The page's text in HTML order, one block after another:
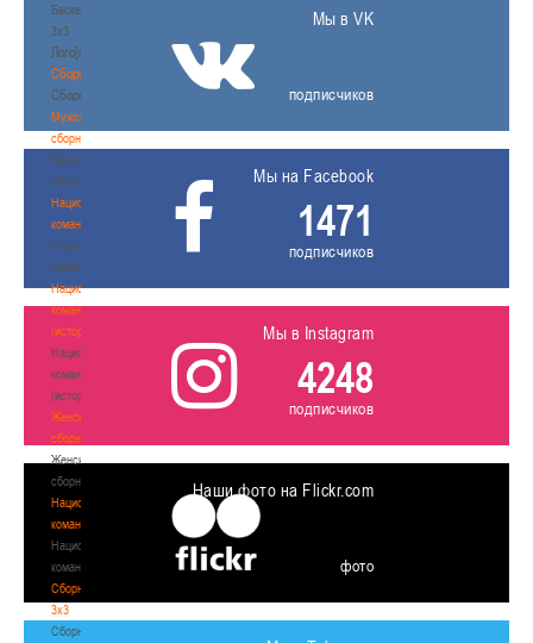
Баскетбол
3х3
Лого[modid=121]
Сборные
Сборные
Мужские
сборные
Мужские
сборные
Национальная
команда
Национальная
команда
Национальная
команда
(история)
Национальная
команда
(история)
Женские
сборные
Женские
сборные
Национальная
команда
Национальная
команда
Сборные
3х3
Сборные
Мы в VK
подписчиков
Мы на Facebook
1471
подписчиков
Мы в Instagram
4248
подписчиков
Наши фото на Flickr.com
фото